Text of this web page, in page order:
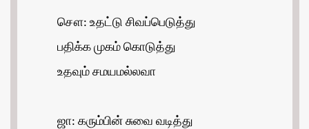
சௌ: உதட்டு சிவப்பெடுத்து
பதிக்க முகம் கொடுத்து
உதவும் சமயமல்லவா
ஜா: கரும்பின் சுவை வடித்து